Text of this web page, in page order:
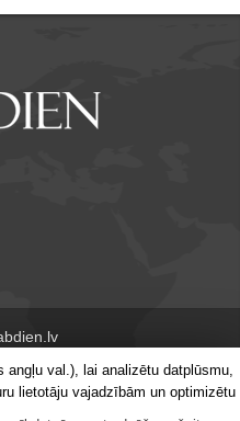
Kontakti
val.), lai analizētu datplūsmu,
lietotāju vajadzībām un optimizētu